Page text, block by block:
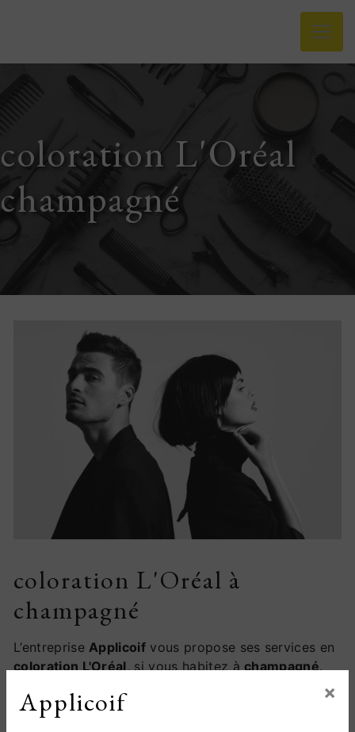
Applicoif ×
coloration L'Oréal
champagné
coloration L'Oréal à
champagné
L’entrepriseApplicoif vous propose ses services en
coloration L'Oréal, si vous habitez àchampagné.
faire de qualité, nous mettons tout en oeuvre pour